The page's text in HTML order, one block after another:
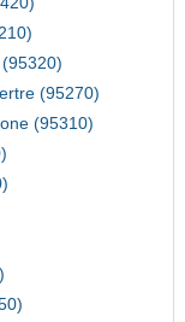
(95270)
(95310)